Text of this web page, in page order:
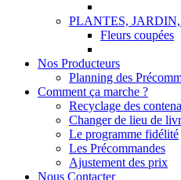
PLANTES,
Fleurs coupées
Nos Producteurs
Planning des
Comment ça marche ?
Recyclage des
Changer de lieu de
Le programme fidélité
Les Précommandes
Ajustement des prix
Nous Contacter